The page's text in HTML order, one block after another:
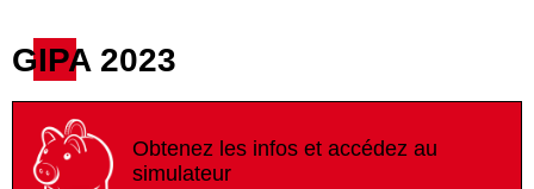
GIPA 2023
Obtenez les infos et accédez au
simulateur